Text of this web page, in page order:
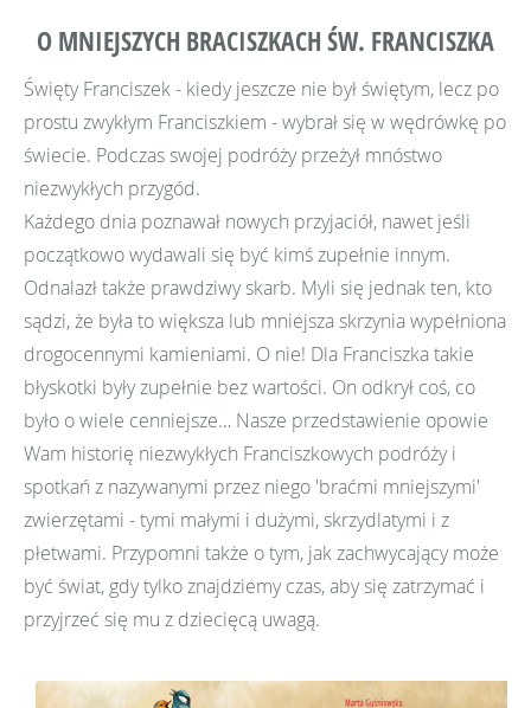
O MNIEJSZYCH BRACISZKACH ŚW. FRANCISZKA
Święty Franciszek - kiedy jeszcze nie był świętym, lecz po
prostu zwykłym Franciszkiem - wybrał się w wędrówkę po
świecie. Podczas swojej podróży przeżył mnóstwo
niezwykłych przygód.
Każdego dnia poznawał nowych przyjaciół, nawet jeśli
początkowo wydawali się być kimś zupełnie innym.
Odnalazł także prawdziwy skarb. Myli się jednak ten, kto
sądzi, że była to większa lub mniejsza skrzynia wypełniona
drogocennymi kamieniami. O nie! Dla Franciszka takie
błyskotki były zupełnie bez wartości. On odkrył coś, co
było o wiele cenniejsze… Nasze przedstawienie opowie
Wam historię niezwykłych Franciszkowych podróży i
spotkań z nazywanymi przez niego 'braćmi mniejszymi'
zwierzętami - tymi małymi i dużymi, skrzydlatymi i z
płetwami. Przypomni także o tym, jak zachwycający może
być świat, gdy tylko znajdziemy czas, aby się zatrzymać i
przyjrzeć się mu z dziecięcą uwagą.